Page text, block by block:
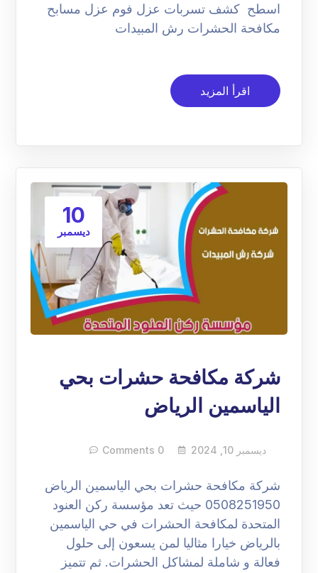
اسطح كشف تسربات عزل فوم عزل مسابح
مكافحة الحشرات رش المبيدات
اقرأ المزيد
10
ديسمبر
شركة مكافحة حشرات بحي
الياسمين الرياض
ديسمبر 10, 2024 0 Comments
شركة مكافحة حشرات بحي الياسمين الرياض
0508251950 حيث تعد مؤسسة ركن العنود
المتحدة لمكافحة الحشرات في حي الياسمين
بالرياض خيارا مثاليا لمن يسعون إلى حلول
فعالة و شاملة لمشاكل الحشرات. ثم تتميز